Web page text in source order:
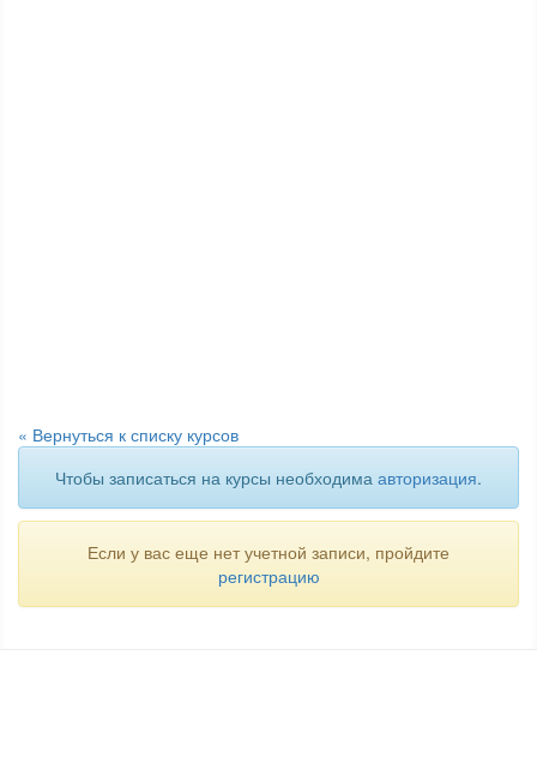
« Вернуться к списку курсов
Чтобы записаться на курсы необходима авторизация.
Если у вас еще нет учетной записи, пройдите
регистрацию